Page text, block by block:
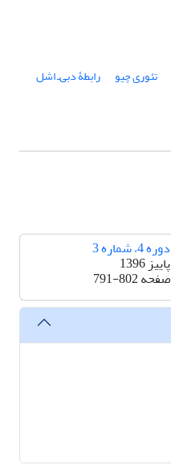
تئوری چیو
رابطۀ دبی‌ـ اشل
دوره 4، شماره 3
پاییز 1396
صفحه791-802